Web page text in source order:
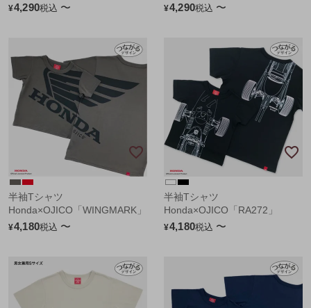
¥4,290税込 〜 ¥4,290税込 〜
半袖Tシャツ
Honda×OJICO「WINGMARK」
¥4,180税込 〜
半袖Tシャツ
Honda×OJICO「RA272」
¥4,180税込 〜